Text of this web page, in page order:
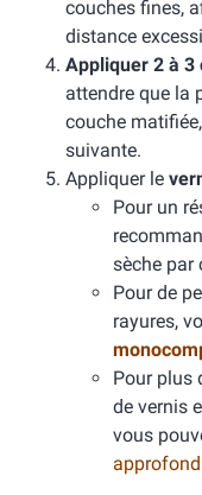
couches fines,
distance
Appliquer 2 à 3
attendre que la
couche
suivante.
Appliquer le
Pour un
sèche par
Pour de
rayures,
Pour plus
de vernis
vous